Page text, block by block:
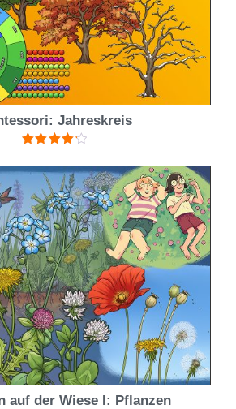
Jahreskreis
mit4.25
von 5
auf der Wiese I: Pflanzen